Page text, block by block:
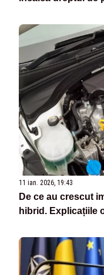
11 ian. 2026, 19:43
De ce au crescut
hibrid. Explicațiile